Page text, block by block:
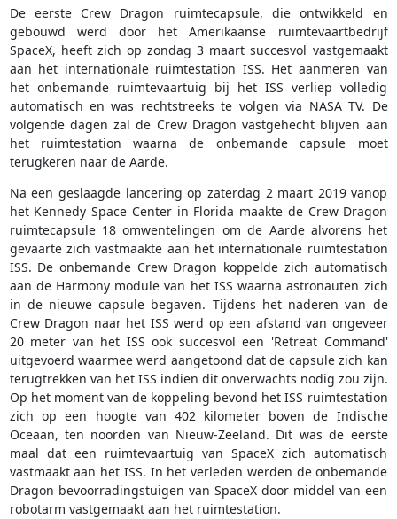
De eerste Crew Dragon ruimtecapsule, die ontwikkeld en
gebouwd werd door het Amerikaanse ruimtevaartbedrijf
SpaceX, heeft zich op zondag 3 maart succesvol vastgemaakt
aan het internationale ruimtestation ISS. Het aanmeren van
het onbemande ruimtevaartuig bij het ISS verliep volledig
automatisch en was rechtstreeks te volgen via NASA TV. De
volgende dagen zal de Crew Dragon vastgehecht blijven aan
het ruimtestation waarna de onbemande capsule moet
terugkeren naar de Aarde.
Na een geslaagde lancering op zaterdag 2 maart 2019 vanop
het Kennedy Space Center in Florida maakte de Crew Dragon
ruimtecapsule 18 omwentelingen om de Aarde alvorens het
gevaarte zich vastmaakte aan het internationale ruimtestation
ISS. De onbemande Crew Dragon koppelde zich automatisch
aan de Harmony module van het ISS waarna astronauten zich
in de nieuwe capsule begaven. Tijdens het naderen van de
Crew Dragon naar het ISS werd op een afstand van ongeveer
20 meter van het ISS ook succesvol een 'Retreat Command'
uitgevoerd waarmee werd aangetoond dat de capsule zich kan
terugtrekken van het ISS indien dit onverwachts nodig zou zijn.
Op het moment van de koppeling bevond het ISS ruimtestation
zich op een hoogte van 402 kilometer boven de Indische
Oceaan, ten noorden van Nieuw-Zeeland. Dit was de eerste
maal dat een ruimtevaartuig van SpaceX zich automatisch
vastmaakt aan het ISS. In het verleden werden de onbemande
Dragon bevoorradingstuigen van SpaceX door middel van een
robotarm vastgemaakt aan het ruimtestation.